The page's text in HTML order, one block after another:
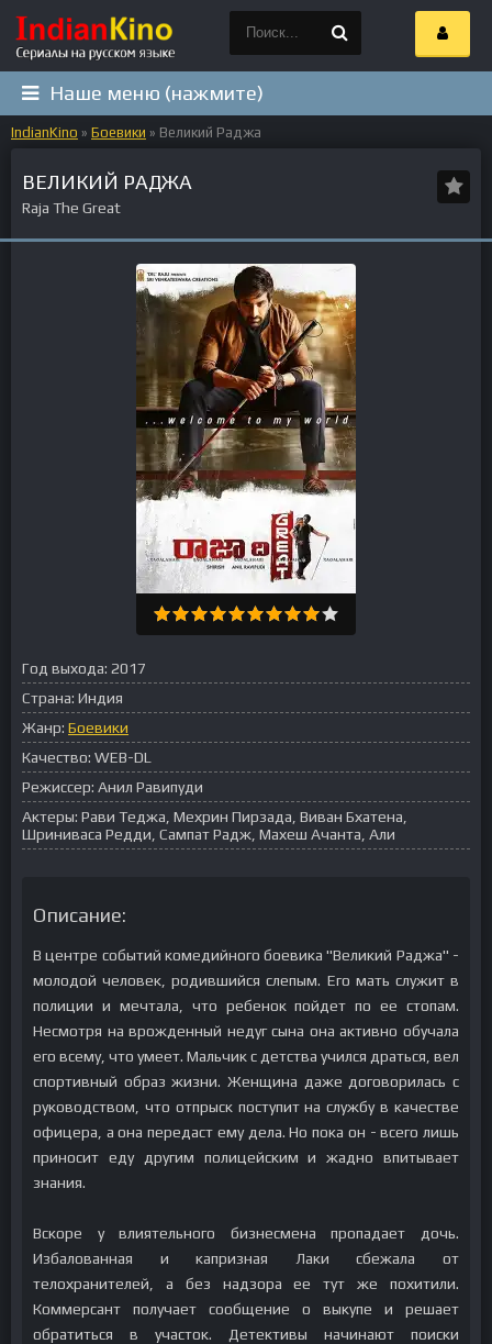
Наше меню (нажмите)
IndianKino » Боевики » Великий Раджа
ВЕЛИКИЙ РАДЖА
Raja The Great
Год выхода: 2017
Страна: Индия
Жанр: Боевики
Качество: WEB-DL
Режиссер: Анил Равипуди
Актеры: Рави Теджа, Мехрин Пирзада, Виван Бхатена,
Шриниваса Редди, Сампат Радж, Махеш Ачанта, Али
Описание:
В центре событий комедийного боевика "Великий Раджа" -
молодой человек, родившийся слепым. Его мать служит в
полиции и мечтала, что ребенок пойдет по ее стопам.
Несмотря на врожденный недуг сына она активно обучала
его всему, что умеет. Мальчик с детства учился драться, вел
спортивный образ жизни. Женщина даже договорилась с
руководством, что отпрыск поступит на службу в качестве
офицера, а она передаст ему дела. Но пока он - всего лишь
приносит еду другим полицейским и жадно впитывает
знания.
Вскоре у влиятельного бизнесмена пропадает дочь.
Избалованная и капризная Лаки сбежала от
телохранителей, а без надзора ее тут же похитили.
Коммерсант получает сообщение о выкупе и решает
обратиться в участок. Детективы начинают поиски